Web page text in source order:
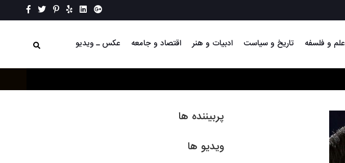
علم و فلسفه تاریخ و سیاست ادبیات و هنر اقتصاد و جامعه عکس ـ ویدیو
پربیننده ها
ویدیو ها